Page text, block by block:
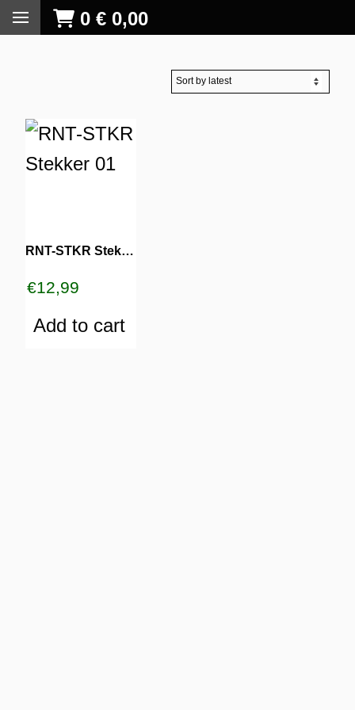
0 € 0,00
RNT-STKR Stekker 01
€12,99
Add to cart